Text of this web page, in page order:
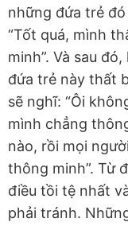
những đứa trẻ
“Tốt quá, mình
minh”. Và sau
đứa trẻ này thất
sẽ nghĩ: “Ôi
mình chẳng
nào, rồi mọi
thông minh”. Từ
điều tồi tệ nhất
phải tránh.